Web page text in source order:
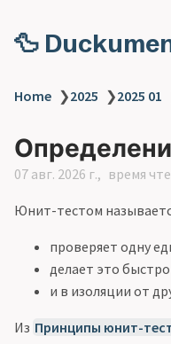
🦆
Home ❯2025 ❯2025 01
07 авг. 2026 г. время
Юнит-тестом
проверяет одну
делает это быстро
и в изоляции от
Из Принципы юнит-